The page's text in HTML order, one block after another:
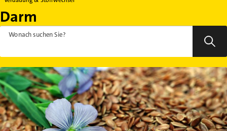
Darm
Wonach suchen Sie?